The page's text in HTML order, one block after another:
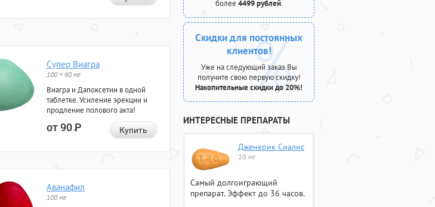
Супер Виагра
100 + 60 мг
Виагра и Дапоксетин в одной
таблетке. Усиление эрекции и
продление полового акта!
от 90Р Купить
Аванафил
100 мг
более 4499 рублей.
Скидки для постоянных
клиентов!
Уже на следующий заказ Вы
получите свою первую скидку!
Накопительные скидки до 20%!
ИНТЕРЕСНЫЕ ПРЕПАРАТЫ
Дженерик Сиалис
20 мг
Самый долгоиграющий
препарат. Эффект до 36 часов.